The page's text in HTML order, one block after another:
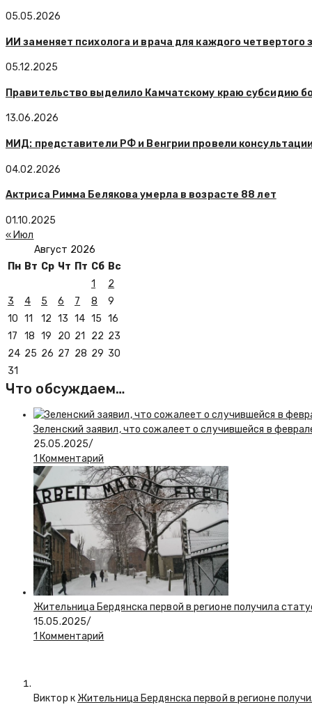
05.05.2026
ИИ заменяет психолога и врача для каждого четвертого
05.12.2025
Правительство выделило Камчатскому краю субсидию
13.06.2026
МИД: представители РФ и Венгрии провели
04.02.2026
Актриса Римма Белякова умерла в возрасте 88 лет
01.10.2025
« Июл
Август 2026
Пн Вт Ср Чт Пт Сб Вс
1
2
3
4 5 6 7 8
9
10 11 12 13 14 15 16
17
18 19 20 21 22 23
24 25 26 27 28 29 30
31
Что обсуждаем…
Зеленский заявил, что сожалеет о случившейся в
25.05.2025/
1 Комментарий
Жительница Бердянска первой в регионе получила
15.05.2025/
1 Комментарий
Виктор к Жительница Бердянска первой в регионе